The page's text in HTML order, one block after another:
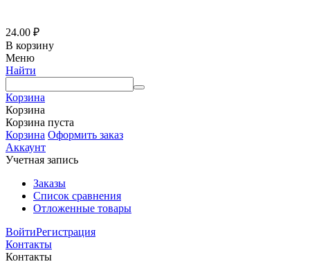
24.00 ₽
В корзину
Меню
Найти
Корзина
Корзина
Корзина пуста
Корзина Оформить заказ
Аккаунт
Учетная запись
Заказы
Список сравнения
Отложенные товары
ВойтиРегистрация
Контакты
Контакты